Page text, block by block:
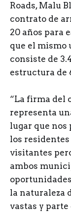
Roads, Malu
contrato de
20 años para
que el mismo
consiste de
estructura de
“La firma del
representa
lugar que
los residentes
visitantes
ambos
la naturaleza
vastas y